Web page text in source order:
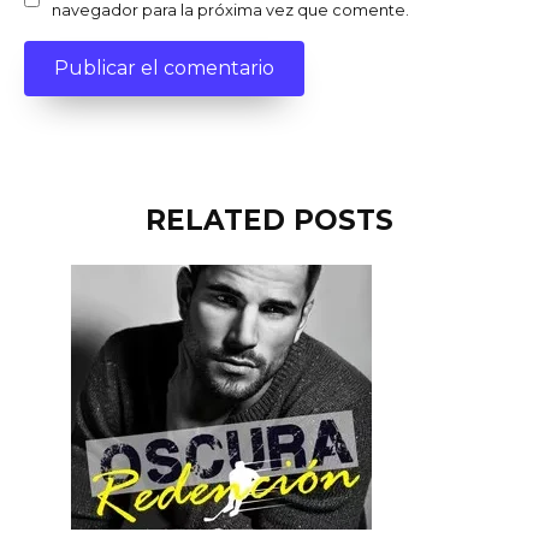
navegador para la próxima vez que comente.
RELATED POSTS